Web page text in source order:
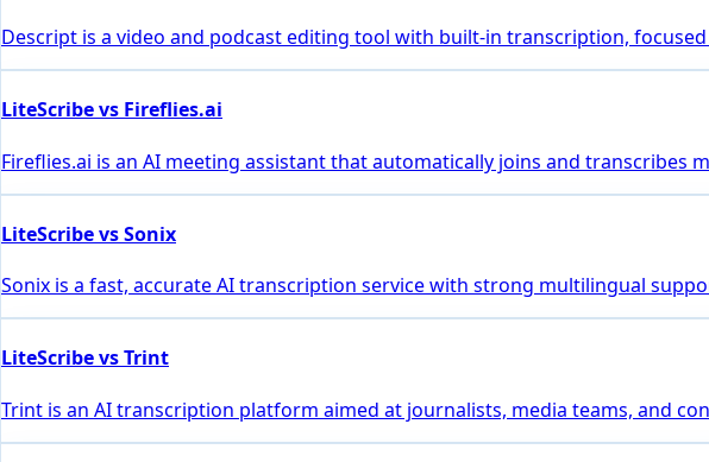
Descript is a video and podcast editing tool with built-in transcription,
LiteScribe vs Fireflies.ai
Fireflies.ai is an AI meeting assistant that automatically joins and
LiteScribe vs Sonix
Sonix is a fast, accurate AI transcription service with strong multilingual
LiteScribe vs Trint
Trint is an AI transcription platform aimed at journalists, media teams, and